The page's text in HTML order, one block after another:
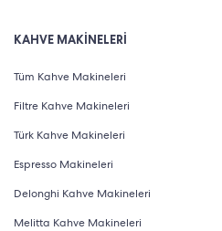
KAHVE MAKİNELERİ
Tüm Kahve Makineleri
Filtre Kahve Makineleri
Türk Kahve Makineleri
Espresso Makineleri
Delonghi Kahve Makineleri
Melitta Kahve Makineleri